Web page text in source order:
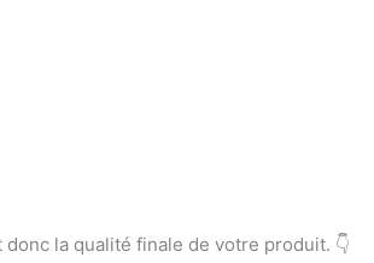
la qualité finale de votre produit. 👇